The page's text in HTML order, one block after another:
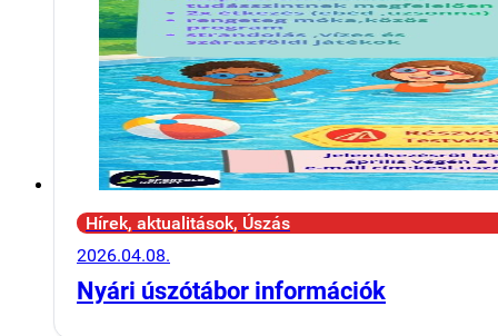
Hírek, aktualitások, Úszás
2026.04.08.
Nyári úszótábor információk